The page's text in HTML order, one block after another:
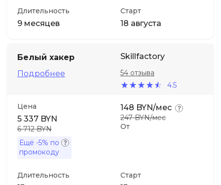
Длительность
9 месяцев
Старт
18 августа
Белый хакер
Подробнее
Skillfactory
4.5
54 отзыва
Цена
5 337 BYN
6 712 BYN
Ещё -5% по
промокоду
От
148 BYN/мес
247 BYN/мес
Длительность Старт